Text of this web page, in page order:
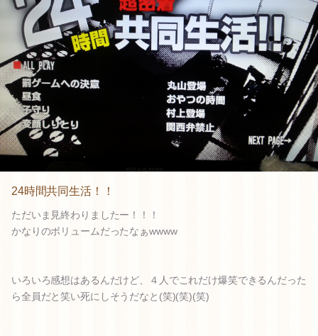
24時間共同生活！！
ただいま見終わりましたー！！！
かなりのボリュームだったなぁwwww
いろいろ感想はあるんだけど、４人でこれだけ爆笑できるんだった
ら全員だと笑い死にしそうだなと(笑)(笑)(笑)